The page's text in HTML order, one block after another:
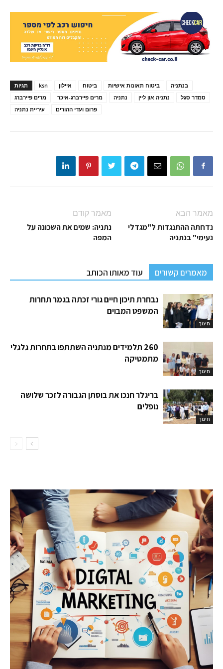
תגיות ksn איילון ביטוח ביטוח תאונות אישיות
בנתניה
מרים פיירברג
מרים פיירברג-איכר נתניה נתניה און ליין
סמדר סגל
עיריית נתניה
פרום ועדי ההורים
מאמר קודם
נתניה: שמים את השכונה על
המפה
מאמר הבא
נדחתה ההתנגדות ל"מגדלי
נעימי" בנתניה
מאמרים קשורים עוד מאותו הכותב
חינוך
נבחרת תיכון חיים גורי זכתה בגמר תחרות
המשפט המבוים
חינוך
260 תלמידים מנתניה השתתפו בתחרות גלגלי
מתמטיקה
חינוך
בריגלר חנכו את בוסתן הגבורה לזכר שלושה
נופלים